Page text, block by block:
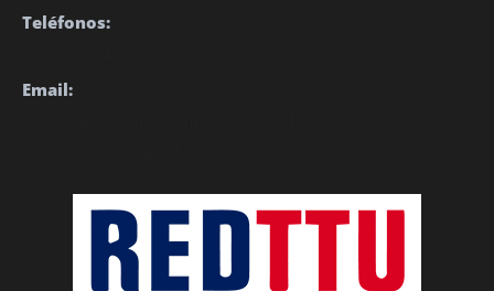
Teléfonos:
Email: